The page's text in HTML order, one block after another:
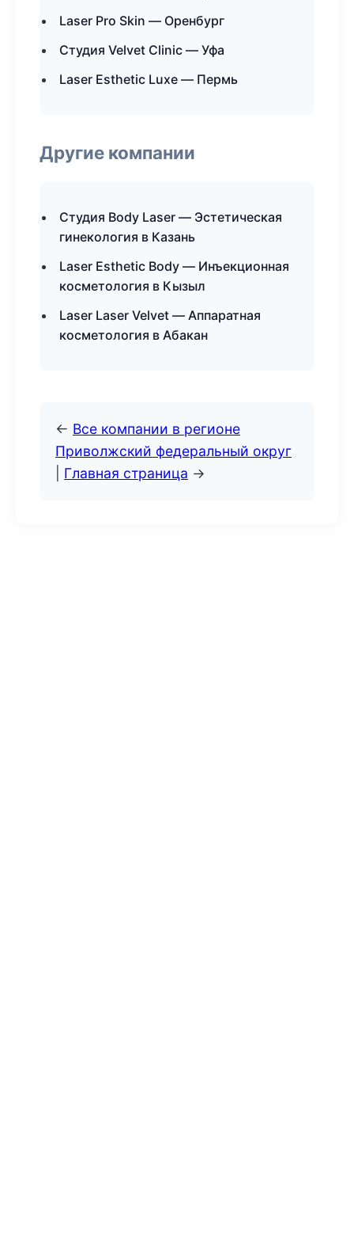
Laser Pro Skin — Оренбург
Студия Velvet Clinic — Уфа
Laser Esthetic Luxe — Пермь
Другие компании
Студия Body Laser — Эстетическая
гинекология в Казань
Laser Esthetic Body — Инъекционная
косметология в Кызыл
Laser Laser Velvet — Аппаратная
косметология в Абакан
← Все компании в регионе
Приволжский федеральный округ
Главная страница →